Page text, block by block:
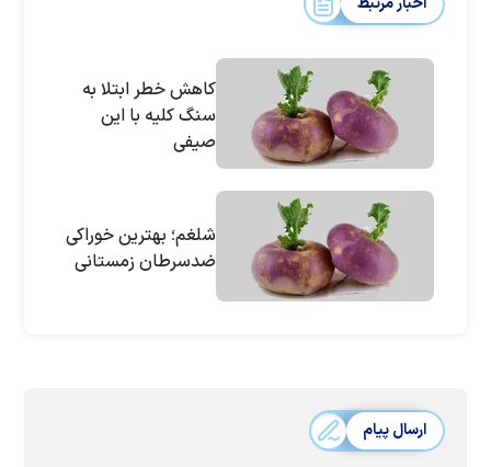
کاهش خطر ابتلا به
سنگ کلیه با این
صیفی
شلغم؛ بهترین خوراکی
ضدسرطان زمستانی
ارسال پیام